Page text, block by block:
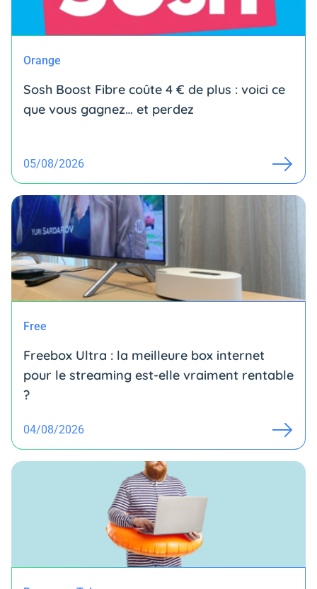
Orange
Sosh Boost Fibre coûte 4 € de plus : voici ce
que vous gagnez… et perdez
05/08/2026
Free
Freebox Ultra : la meilleure box internet
pour le streaming est-elle vraiment rentable
?
04/08/2026